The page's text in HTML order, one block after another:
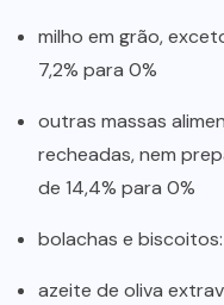
milho em grão,
7,2% para 0%
outras massas
recheadas, nem
de 14,4% para 0%
bolachas e
azeite de oliva